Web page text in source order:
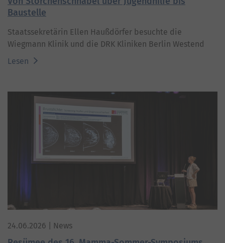
Baustelle
Staatssekretärin Ellen Haußdörfer besuchte die
Wiegmann Klinik und die DRK Kliniken Berlin Westend
Lesen
24.06.2026 | News